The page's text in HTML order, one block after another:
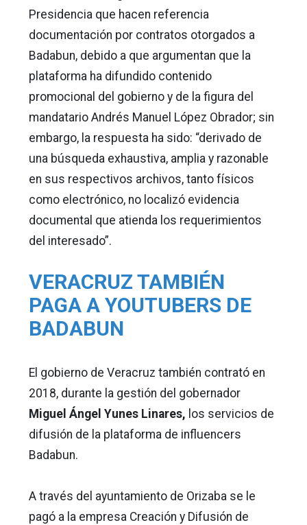
Presidencia que hacen referencia
documentación por contratos otorgados a
Badabun, debido a que argumentan que la
plataforma ha difundido contenido
promocional del gobierno y de la figura del
mandatario Andrés Manuel López Obrador; sin
embargo, la respuesta ha sido: “derivado de
una búsqueda exhaustiva, amplia y razonable
en sus respectivos archivos, tanto físicos
como electrónico, no localizó evidencia
documental que atienda los requerimientos
del interesado”.
VERACRUZ TAMBIÉN
PAGA A YOUTUBERS DE
BADABUN
El gobierno de Veracruz también contrató en
2018, durante la gestión del gobernador
Miguel Ángel Yunes Linares, los servicios de
difusión de la plataforma de influencers
Badabun.
A través del ayuntamiento de Orizaba se le
pagó a la empresa Creación y Difusión de